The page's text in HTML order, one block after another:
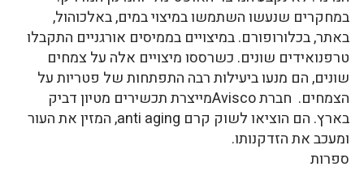
במחקרים שנעשו השתמשו במיצוי במים, באלכוהול,
באתר, בכלורופורם. במיצויים בממיסים אורגניים התקבלו
טרפנואידים שונים. כשרססו מיצויים אלה על צמחים
שונים, הם מנעו ביעילות רבה התפתחות של פטריות על
הצמחים. חברת Aviscoמייצרת תכשירים מטיון דביק
בארץ. הם הוציאו לשוק קרם anti aging, המזין את העור
ומעכב את הזדקנותו.
ספרות